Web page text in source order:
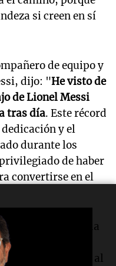
si creen en sí
de equipo y
dijo: "He visto de
de Lionel Messi
tras día. Este récord
y el
durante los
de haber
convertirse en el
único en la vida
serie limitada de
del 1 al